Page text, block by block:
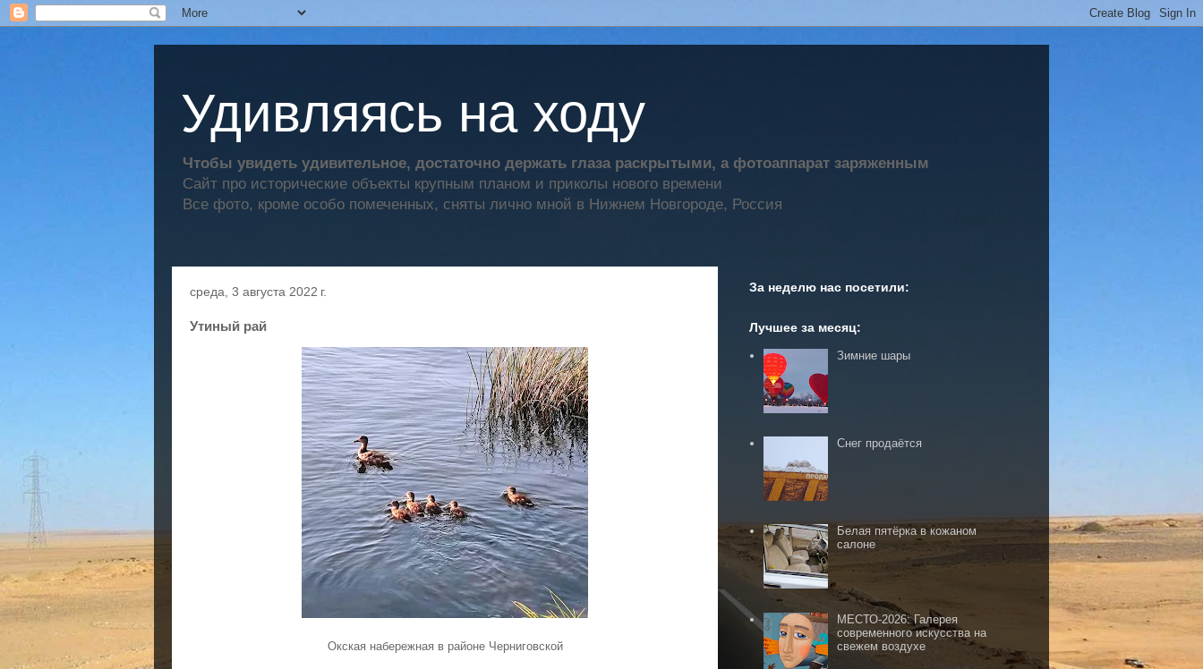
Удивляясь на ходу
Чтобы увидеть удивительное, достаточно держать глаза раскрытыми, а фотоаппарат заряженным
Сайт про исторические объекты крупным планом и приколы нового времени
Все фото, кроме особо помеченных, сняты лично мной в Нижнем Новгороде, Россия
среда, 3 августа 2022 г.
Утиный рай
Окская набережная в районе Черниговской
За неделю нас посетили:
Лучшее за месяц:
Зимние шары
Снег продаётся
Белая пятёрка в кожаном
салоне
МЕСТО-2026: Галерея
современного искусства на
свежем воздухе